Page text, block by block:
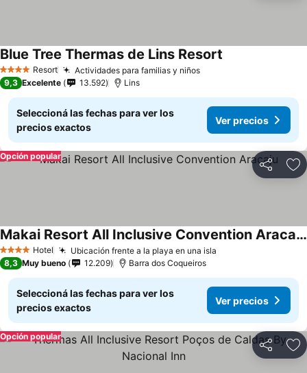
4 EstrellasResort Actividades para familias y niños
Blue Tree Thermas de Lins Resort
9,3 Excelente 13.592 Lins
Seleccioná las fechas para ver los
precios exactos
Ver precios
Compartir
Opción popular
4 EstrellasHotel Ubicación frente a la playa en una isla
Makai Resort All Inclusive Convention Aracaju
8,3 Muy bueno 12.209 Barra dos Coqueiros
Seleccioná las fechas para ver los
precios exactos
Ver precios
Compartir
Opción popular